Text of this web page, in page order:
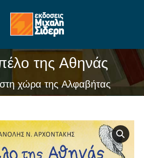
της Αθηνάς
στη χώρα της Αλφαβήτας
You are here: